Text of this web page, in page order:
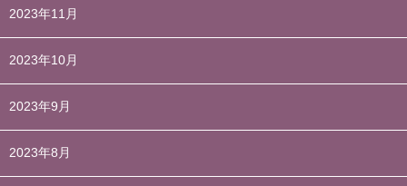
2023年11月
2023年10月
2023年9月
2023年8月